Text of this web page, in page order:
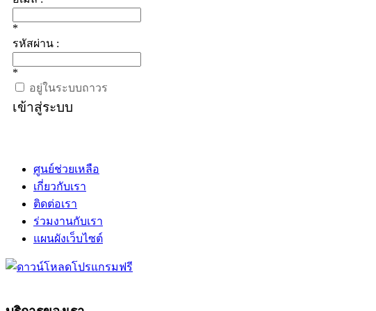
*
รหัสผ่าน :
*
อยู่ในระบบถาวร
เข้าสู่ระบบ
ศูนย์ช่วยเหลือ
เกี่ยวกับเรา
ติดต่อเรา
ร่วมงานกับเรา
แผนผังเว็บไซต์